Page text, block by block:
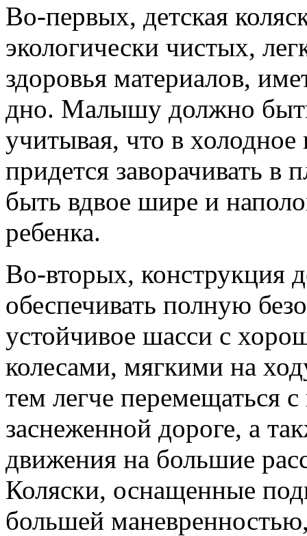
Во-первых, детская
экологически чистых,
здоровья материалов,
дно. Малышу должно
учитывая, что в
придется заворачивать в
быть вдвое шире и
ребенка.
Во-вторых, конструкция
обеспечивать полную
устойчивое шасси с
колесами, мягкими на
тем легче перемещаться
заснеженной дороге, а
движения на большие
Коляски, оснащенные
большей